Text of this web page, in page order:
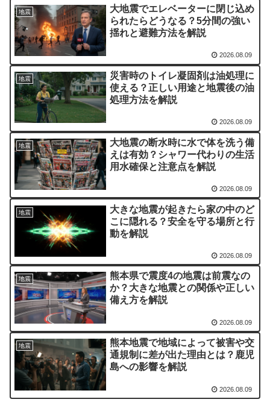
地震
大地震でエレベーターに閉じ込め
られたらどうなる？5分間の強い
揺れと避難方法を解説
2026.08.09
地震
災害時のトイレ凝固剤は油処理に
使える？正しい用途と地震後の油
処理方法を解説
2026.08.09
地震
大地震の断水時に水で体を洗う備
えは有効？シャワー代わりの生活
用水確保と注意点を解説
2026.08.09
地震
大きな地震が起きたら家の中のど
こに隠れる？安全を守る場所と行
動を解説
2026.08.09
地震
熊本県で震度4の地震は前震なの
か？大きな地震との関係や正しい
備え方を解説
2026.08.09
地震
熊本地震で地域によって被害や交
通規制に差が出た理由とは？鹿児
島への影響を解説
2026.08.09